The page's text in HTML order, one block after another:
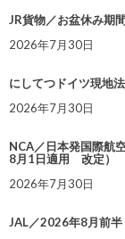
JR貨物／お盆休み期
2026年7月30日
にしてつドイツ現地
2026年7月30日
NCA／日本発国際航
8月1日適用 改定）
2026年7月30日
JAL／2026年8月前